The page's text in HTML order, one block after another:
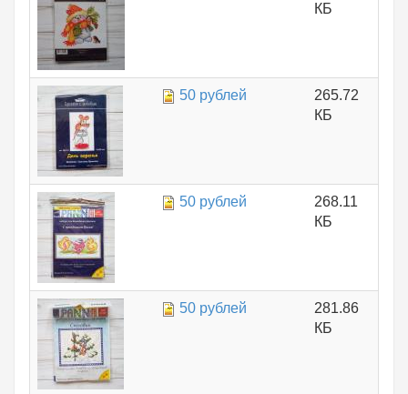
КБ
50 рублей
265.72
КБ
50 рублей
268.11
КБ
50 рублей
281.86
КБ